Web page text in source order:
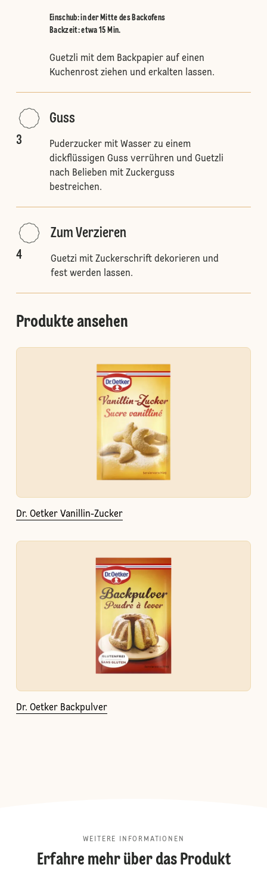
Einschub:in der Mitte des Backofens
Backzeit: etwa 15 Min.
Guetzli mit dem Backpapier auf einen
Kuchenrost ziehen und erkalten lassen.
3
Guss
Puderzucker mit Wasser zu einem
dickflüssigen Guss verrühren und Guetzli
nach Belieben mit Zuckerguss
bestreichen.
4
Zum Verzieren
Guetzi mit Zuckerschrift dekorieren und
fest werden lassen.
Produkte ansehen
Dr. Oetker Vanillin-Zucker
Dr. Oetker Backpulver
WEITERE INFORMATIONEN
Erfahre mehr über das Produkt